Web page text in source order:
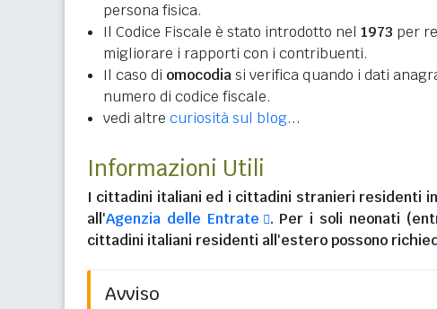
persona fisica.
Il Codice Fiscale è stato introdotto nel 1973 per
migliorare i rapporti con i contribuenti.
Il caso di omocodiasi verifica quando i dati
numero di codice fiscale.
vedi altre curiosità sul blog...
Informazioni Utili
I cittadini italiani ed i cittadini stranieri residenti
all'Agenzia delle Entrate
. Per i soli neonati
cittadini italiani residenti all'esteropossono
Avviso